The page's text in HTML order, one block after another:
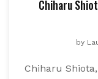
Chiharu
by
Chiharu